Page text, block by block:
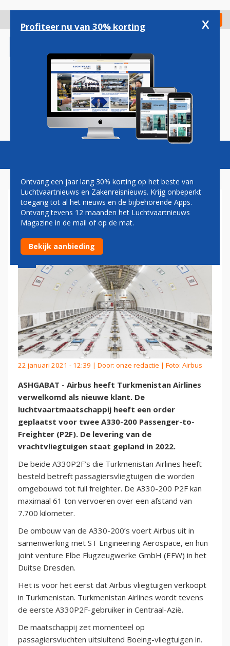
gaan
Check in
Magazine Podcasts Vacatures
TURKMENISTAN AIRLINES
NIEUWE KLANT VOOR AIRBUS
22 januari 2021 - 12:39 | Door: onze redactie | Foto: Airbus
ASHGABAT - Airbus heeft Turkmenistan Airlines
verwelkomd als nieuwe klant. De
luchtvaartmaatschappij heeft een order
geplaatst voor twee A330-200 Passenger-to-
Freighter (P2F). De levering van de
vrachtvliegtuigen staat gepland in 2022.
De beide A330P2F’s die Turkmenistan Airlines heeft
besteld betreft passagiersvliegtuigen die worden
omgebouwd tot full freighter. De A330-200 P2F kan
maximaal 61 ton vervoeren over een afstand van
7.700 kilometer.
De ombouw van de A330-200’s voert Airbus uit in
samenwerking met ST Engineering Aerospace, en hun
joint venture Elbe Flugzeugwerke GmbH (EFW) in het
Duitse Dresden.
Het is voor het eerst dat Airbus vliegtuigen verkoopt
in Turkmenistan. Turkmenistan Airlines wordt tevens
de eerste A330P2F-gebruiker in Centraal-Azië.
De maatschappij zet momenteel op
passagiersvluchten uitsluitend Boeing-vliegtuigen in.
Profiteer nu van 30% korting x
Ontvang een jaar lang 30% korting op het beste van
Luchtvaartnieuws en Zakenreisnieuws. Krijg onbeperkt
toegang tot al het nieuws en de bijbehorende Apps.
Ontvang tevens 12 maanden het Luchtvaartnieuws
Magazine in de mail of op de mat.
Bekijk aanbieding